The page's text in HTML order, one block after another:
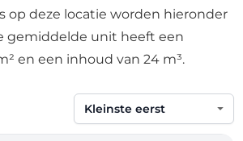
op deze locatie worden hieronder
gemiddelde unit heeft een
en een inhoud van 24 m³.
Sorteren op